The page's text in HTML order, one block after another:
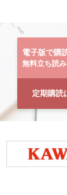
電子版で購
無料立ち読
定期購読